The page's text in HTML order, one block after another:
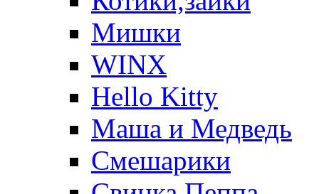
Мишки
WINX
Hello Kitty
Маша и Медведь
Смешарики